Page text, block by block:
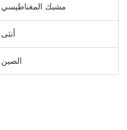
مشبك المغناطيسي
أنثى
الصين